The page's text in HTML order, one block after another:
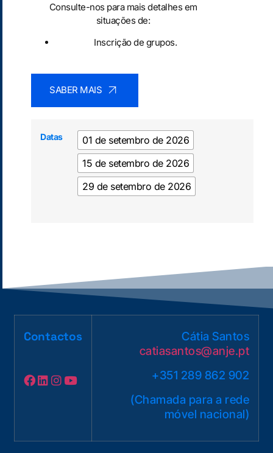
Consulte-nos para mais detalhes em
situações de:
Inscrição de grupos.
SABER MAIS
Datas
01 de setembro de 2026
15 de setembro de 2026
29 de setembro de 2026
Contactos
Cátia Santos
catiasantos@anje.pt
+351 289 862 902
(Chamada para a rede
móvel nacional)